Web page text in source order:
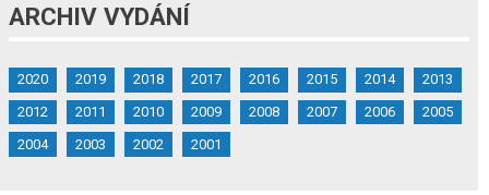
ARCHIV VYDÁNÍ
2020 2019 2018 2017 2016 2015 2014
2013
2012
2011 2010 2009 2008 2007 2006
2005
2004
2003 2002 2001